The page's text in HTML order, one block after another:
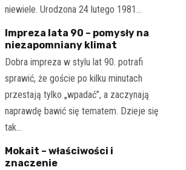
niewiele. Urodzona 24 lutego 1981…
Impreza lata 90 – pomysły na
niezapomniany klimat
Dobra impreza w stylu lat 90. potrafi
sprawić, że goście po kilku minutach
przestają tylko „wpadać”, a zaczynają
naprawdę bawić się tematem. Dzieje się
tak…
Mokait – właściwości i
znaczenie